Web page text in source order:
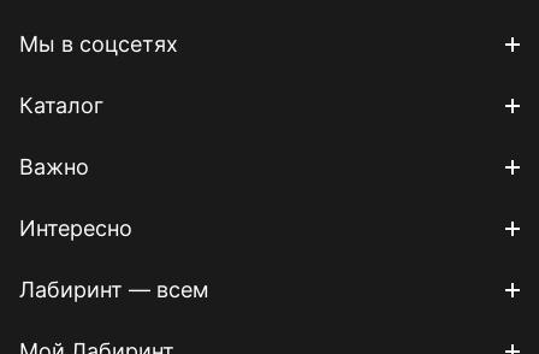
Мы в соцсетях
Каталог
Важно
Интересно
Лабиринт — всем